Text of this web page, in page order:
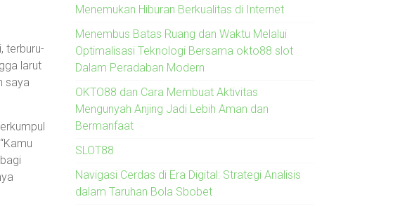
terburu-
larut
saya
Menemukan Hiburan Berkualitas di Internet
Menembus Batas Ruang dan Waktu Melalui
Optimalisasi Teknologi Bersama okto88 slot
Dalam Peradaban Modern
OKTO88 dan Cara Membuat Aktivitas
Mengunyah Anjing Jadi Lebih Aman dan
Bermanfaat
SLOT88
Navigasi Cerdas di Era Digital: Strategi Analisis
dalam Taruhan Bola Sbobet